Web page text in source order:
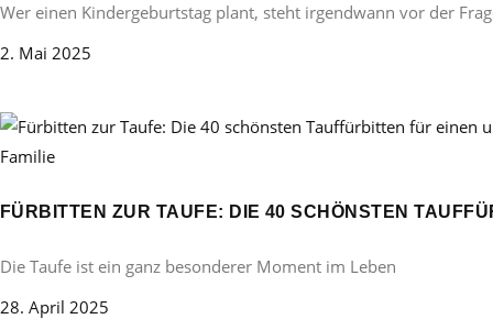
Wer einen Kindergeburtstag plant, steht irgendwann vor der
2. Mai 2025
Familie
FÜRBITTEN ZUR TAUFE: DIE 40 SCHÖNSTEN
Die Taufe ist ein ganz besonderer Moment im Leben
28. April 2025